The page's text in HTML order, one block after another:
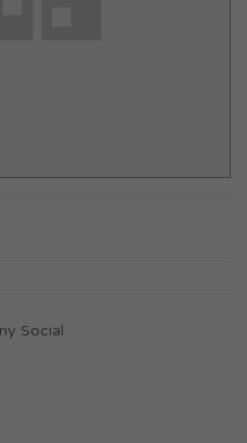
Social